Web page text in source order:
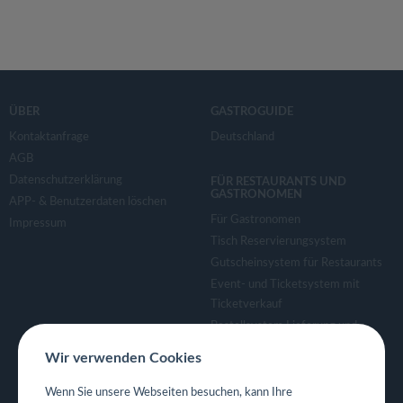
ÜBER
Kontaktanfrage
AGB
Datenschutzerklärung
APP- & Benutzerdaten löschen
Impressum
GASTROGUIDE
Deutschland
FÜR RESTAURANTS UND
GASTRONOMEN
Für Gastronomen
Tisch Reservierungsystem
Gutscheinsystem für Restaurants
Event- und Ticketsystem mit
Ticketverkauf
Bestellsystem Lieferung und
Eigene App für Restaurant
Wir verwenden Cookies
Wenn Sie unsere Webseiten besuchen, kann Ihre